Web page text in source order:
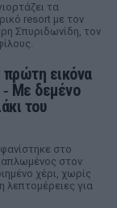
τα
resort με τον
Σπυριδωνίδη, τον
εικόνα
‑ Με δεμένο
του
στο
στον
χέρι, χωρίς
λεπτομέρειες για